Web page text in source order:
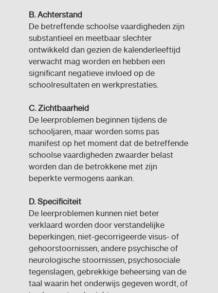
B. Achterstand
De betreffende schoolse vaardigheden zijn
substantieel en meetbaar slechter
ontwikkeld dan gezien de kalenderleeftijd
verwacht mag worden en hebben een
significant negatieve invloed op de
schoolresultaten en werkprestaties.
C. Zichtbaarheid
De leerproblemen beginnen tijdens de
schooljaren, maar worden soms pas
manifest op het moment dat de betreffende
schoolse vaardigheden zwaarder belast
worden dan de betrokkene met zijn
beperkte vermogens aankan.
D. Specificiteit
De leerproblemen kunnen niet beter
verklaard worden door verstandelijke
beperkingen, niet-gecorrigeerde visus- of
gehoorstoornissen, andere psychische of
neurologische stoornissen, psychosociale
tegenslagen, gebrekkige beheersing van de
taal waarin het onderwijs gegeven wordt, of